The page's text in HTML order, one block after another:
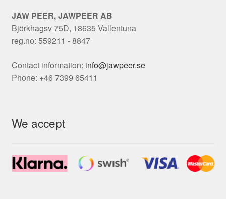
JAW PEER, JAWPEER AB
Björkhagsv 75D, 18635 Vallentuna
reg.no: 559211 - 8847
Contact information: info@jawpeer.se
Phone: +46 7399 65411
We accept